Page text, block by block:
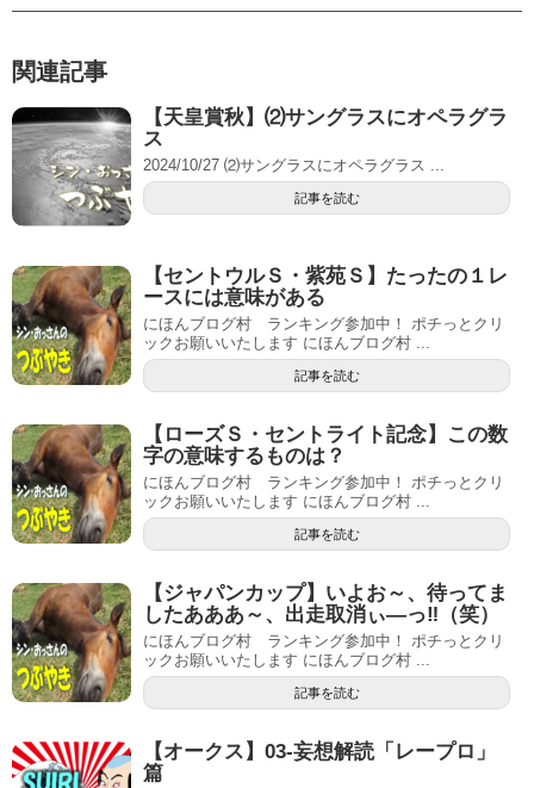
関連記事
【天皇賞秋】⑵サングラスにオペラグラ
ス
2024/10/27 ⑵サングラスにオペラグラス ...
記事を読む
【セントウルＳ・紫苑Ｓ】たったの１レ
ースには意味がある
にほんブログ村 ランキング参加中！ ポチっとクリ
ックお願いいたします にほんブログ村 ...
記事を読む
【ローズＳ・セントライト記念】この数
字の意味するものは？
にほんブログ村 ランキング参加中！ ポチっとクリ
ックお願いいたします にほんブログ村 ...
記事を読む
【ジャパンカップ】いよお～、待ってま
したあああ～、出走取消ぃ―っ‼（笑）
にほんブログ村 ランキング参加中！ ポチっとクリ
ックお願いいたします にほんブログ村 ...
記事を読む
【オークス】03-妄想解読「レープロ」
篇